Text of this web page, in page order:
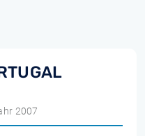
2007